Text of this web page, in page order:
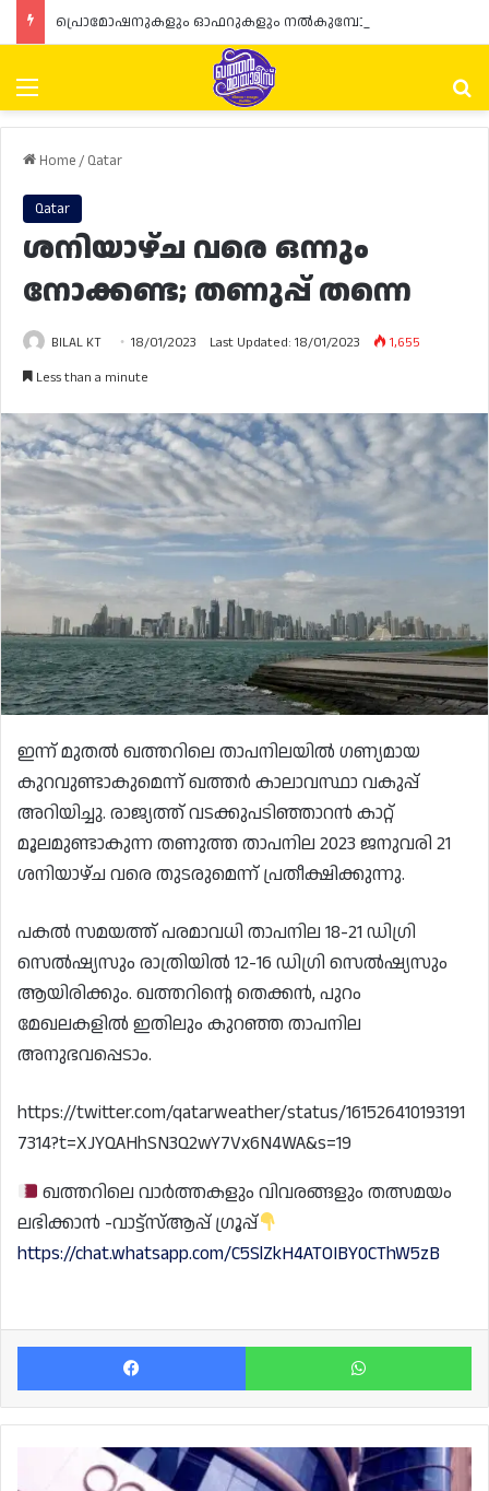
Menu
Home/ Qatar
Qatar
ശനിയാഴ്ച വരെ ഒന്നും
നോക്കണ്ട; തണുപ്പ് തന്നെ
BILAL KT 18/01/2023 Last Updated: 18/01/2023
1,655
Less than a minute
ഇന്ന് മുതൽ ഖത്തറിലെ താപനിലയിൽ ഗണ്യമായ
കുറവുണ്ടാകുമെന്ന് ഖത്തർ കാലാവസ്ഥാ വകുപ്പ്
അറിയിച്ചു. രാജ്യത്ത് വടക്കുപടിഞ്ഞാറൻ കാറ്റ്
മൂലമുണ്ടാകുന്ന തണുത്ത താപനില 2023 ജനുവരി 21
ശനിയാഴ്ച വരെ തുടരുമെന്ന് പ്രതീക്ഷിക്കുന്നു.
പകൽ സമയത്ത് പരമാവധി താപനില 18-21 ഡിഗ്രി
സെൽഷ്യസും രാത്രിയിൽ 12-16 ഡിഗ്രി സെൽഷ്യസും
ആയിരിക്കും. ഖത്തറിന്റെ തെക്കൻ, പുറം
മേഖലകളിൽ ഇതിലും കുറഞ്ഞ താപനില
അനുഭവപ്പെടാം.
https://twitter.com/qatarweather/status/161526410193191
7314?t=XJYQAHhSN3Q2wY7Vx6N4WA&s=19
ഖത്തറിലെ വാർത്തകളും വിവരങ്ങളും തത്സമയം
ലഭിക്കാൻ -വാട്ട്സ്ആപ്പ് ഗ്രൂപ്പ്
https://chat.whatsapp.com/C5SlZkH4ATOIBY0CThW5zB
Facebook